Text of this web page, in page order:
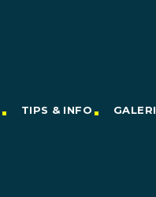
TIPS & INFO GALERI